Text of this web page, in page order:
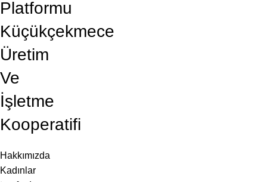
Platformu
Küçükçekmece
Üretim
Ve
İşletme
Kooperatifi
Hakkımızda
Kadınlar